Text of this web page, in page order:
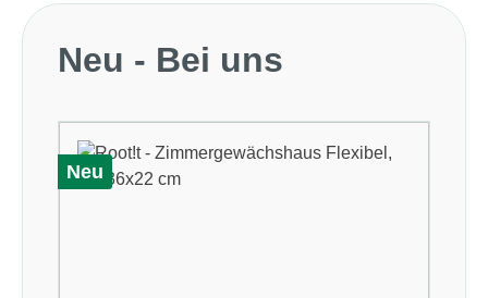
Produktgalerie überspringen
Neu - Bei uns
Neu